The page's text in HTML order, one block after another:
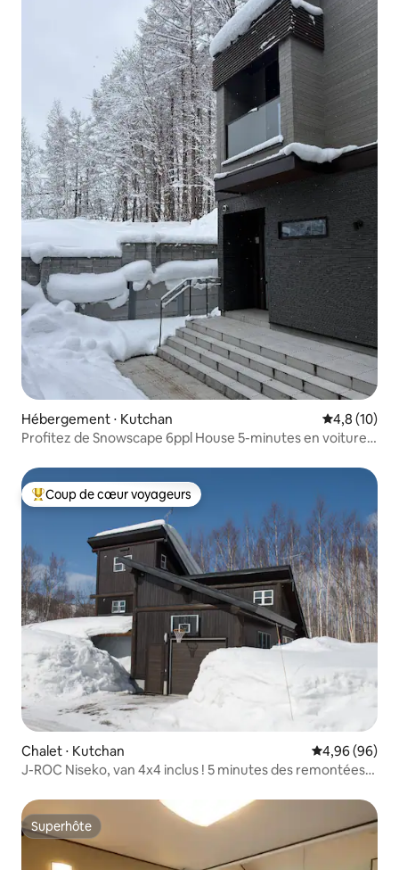
Hébergement ⋅ Kutchan Évaluation
4,8 (10)
Profitez de Snowscape 6ppl House 5-minutes en voiture
Coups de cœur voyageurs les plus appréciés
Coup de cœur voyageurs
Chalet ⋅ Kutchan Évaluation
4,96 (96)
J-ROC Niseko, van 4x4 inclus ! 5 minutes des remontées
Superhôte
Superhôte